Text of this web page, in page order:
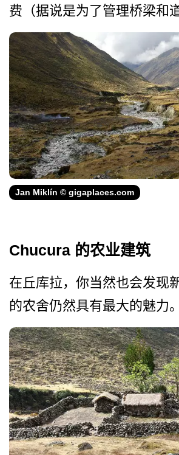
费（据说是为了管理­桥梁和
Jan Miklín © gigaplaces.com
Chucura 的农业建筑
在丘库拉，你当然也会发现
的农舍仍然具有最大的魅力。